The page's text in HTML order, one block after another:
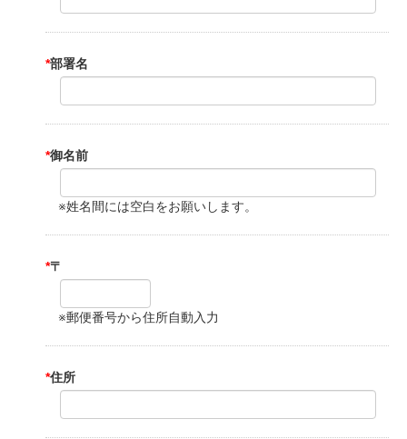
*部署名
*御名前
※姓名間には空白をお願いします。
*〒
※郵便番号から住所自動入力
*住所